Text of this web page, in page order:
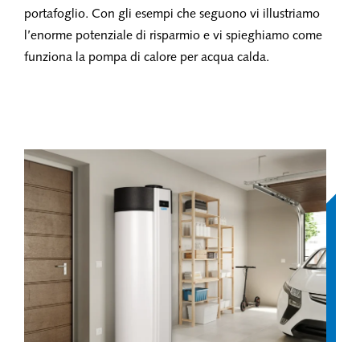
portafoglio. Con gli esempi che seguono vi illustriamo
l’enorme potenziale di risparmio e vi spieghiamo come
funziona la pompa di calore per acqua calda.